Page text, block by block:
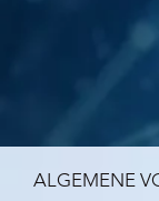
ALGEMENE